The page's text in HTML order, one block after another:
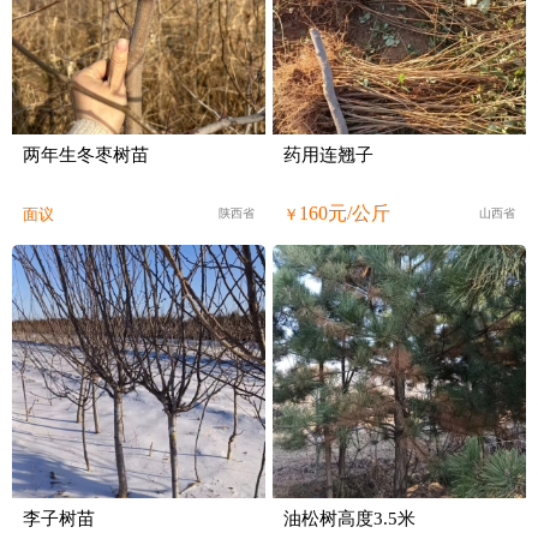
两年生冬枣树苗
面议 陕西省
药用连翘子
￥ 160元/公斤 山西省
李子树苗 油松树高度3.5米